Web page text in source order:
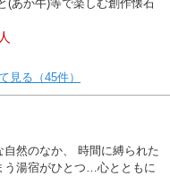
(あか牛)等で楽しむ創作懐石
見る（45件）
然のなか、 時間に縛られた
う湯宿がひとつ…心とともに